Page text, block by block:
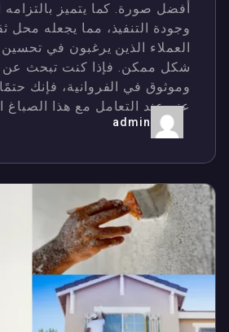
أفضل صورة. كما يتميز بالتزامه
وجودة التنفيذ، مما يجعله محل
العملاء الذين يرغبون في
شكل ممكن. فإذا كنت تبحث
وموثوق في الفروانية، فإنك
عنه عند التعامل مع هذا الصباغ
admin